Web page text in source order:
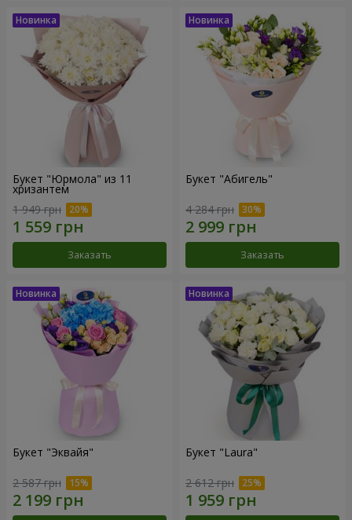
Букет "Юрмола" из 11
хризантем
1 949 грн
Заказать
Букет "Абигель"
4 284 грн
Заказать
Букет "Эквайя"
2 587 грн
Букет "Laura"
2 612 грн